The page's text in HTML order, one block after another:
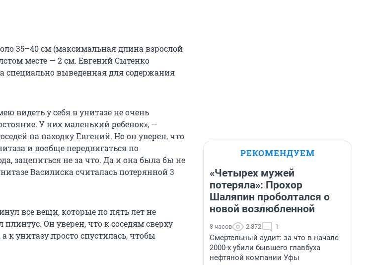
35–40 см (максимальная длина взрослой
месте — 2 см. Евгений Сытенко
специально выведенная для содержания
видеть у себя в унитазе не очень
У них маленький ребенок», —
на находку Евгений. Но он уверен, что
и вообще передвигаться по
зацепиться не за что. Да и она была бы не
Василиска считалась потерянной 3
все вещи, которые по пять лет не
Он уверен, что к соседям сверху
к унитазу просто спустилась, чтобы
РЕКОМЕНДУЕМ
«Четырех мужей
потеряла»: Прохор
Шаляпин проболтался о
новой возлюбленной
8 часов 2 872 1
Смертельный аудит: за что в начале
2000-х убили бывшего главбуха
нефтяной компании Уфы